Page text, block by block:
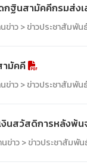
ฐินสามัคคีกรมส่ง
ข่าว > ข่าวประชาสัมพั
ามัคคี
ข่าว > ข่าวประชาสัมพั
เงินสวัสดิการหลัง
นข่าว > ข่าวประชาสัมพั